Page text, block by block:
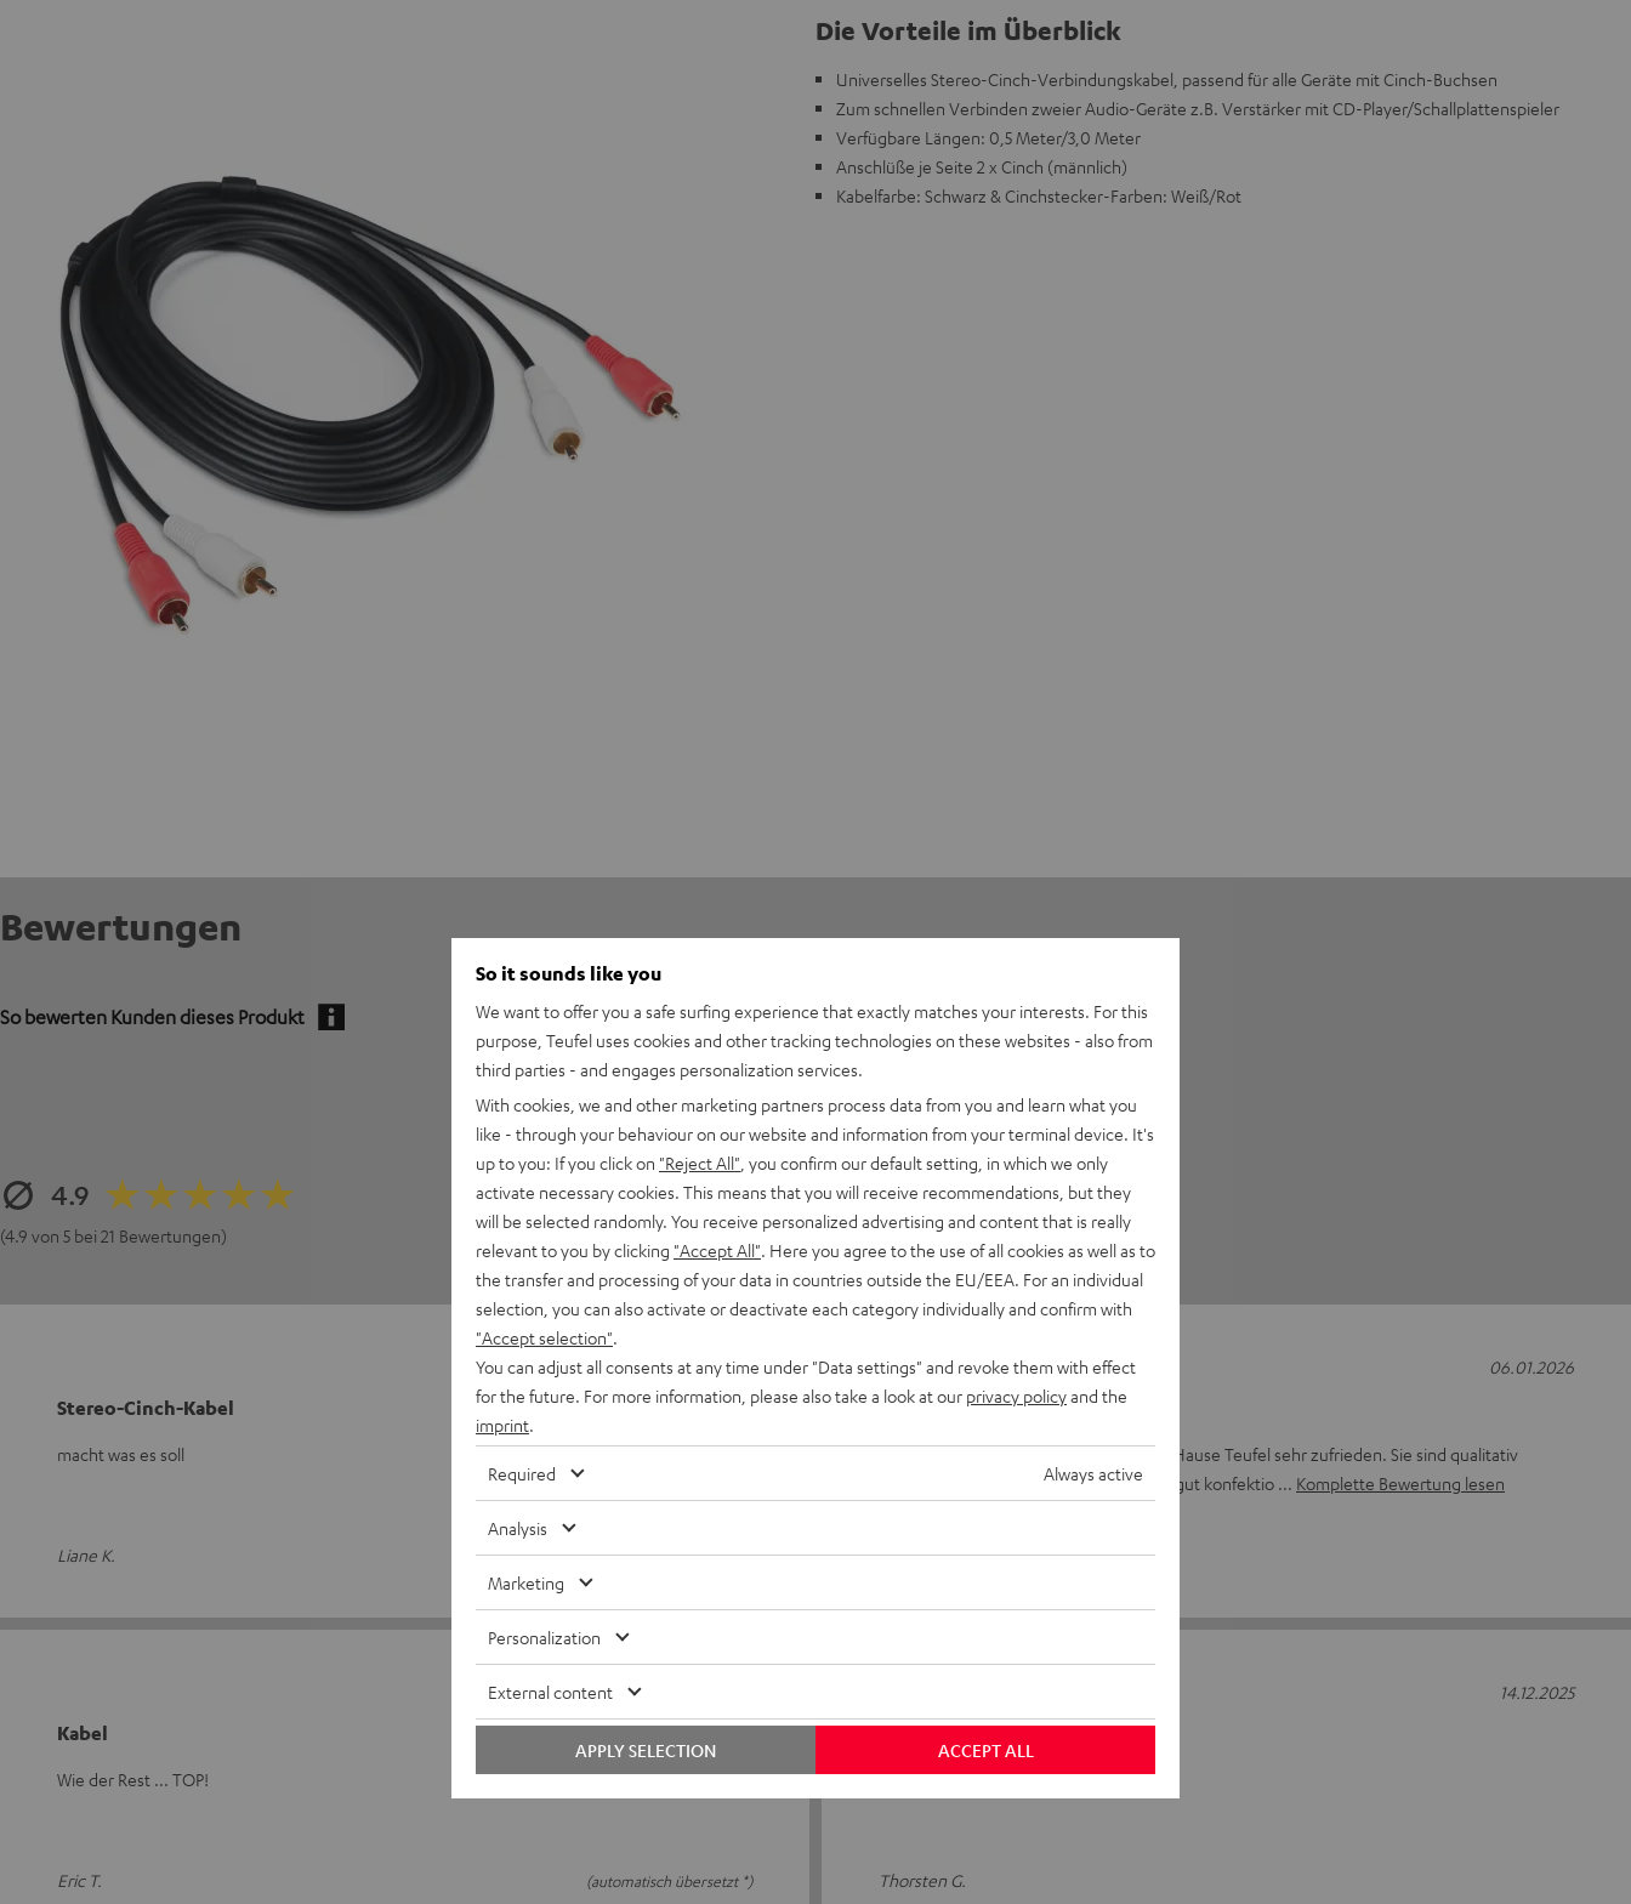
Die Vorteile im Überblick
Universelles Stereo-Cinch-Verbindungskabel, passend für alle Geräte mit Cinch-Buchsen
Zum schnellen Verbinden zweier Audio-Geräte z.B. Verstärker mit CD-Player/Schallplattenspieler
Verfügbare Längen: 0,5 Meter/3,0 Meter
Anschlüße je Seite 2 x Cinch (männlich)
Kabelfarbe: Schwarz & Cinchstecker-Farben: Weiß/Rot
Bewertungen
So bewerten Kunden dieses Produkt
4.9
(4.9 von 5 bei 21 Bewertungen)
5
20
4
0
2
0
1
0
Stereo-Cinch-Kabel
macht was es soll
Liane K.
06.01.2026
Sehr gute Qualität
Bisher war ich mit allen Kabeln aus dem Hause Teufel sehr zufrieden. Sie sind qualitativ
hochwertig verarbeitet und kommen in gut konfektio
Komplette Bewertung lesen
Ingo B.
06.01.2026
Kabel
Wie der Rest ... TOP!
Eric T. (automatisch übersetzt *)
Voll zufrieden
Gutes Kabel mit ordentlicher Länge.
Thorsten G.
14.12.2025
So it sounds like you
We want to offer you a safe surfing experience that exactly matches your interests. For this
purpose, Teufel uses cookies and other tracking technologies on these websites - also from
third parties - and engages personalization services.
With cookies, we and other marketing partners process data from you and learn what you
like - through your behaviour on our website and information from your terminal device. It's
up to you: If you click on "Reject All" , you confirm our default setting, in which we only
activate necessary cookies. This means that you will receive recommendations, but they
will be selected randomly. You receive personalized advertising and content that is really
relevant to you by clicking "Accept All" . Here you agree to the use of all cookies as well as to
the transfer and processing of your data in countries outside the EU/EEA. For an individual
selection, you can also activate or deactivate each category individually and confirm with
"Accept selection"
You can adjust all consents at any time under "Data settings" and revoke them with effect
for the future. For more information, please also take a look at our privacy policyand the
imprint
Required Always active
Analysis
Marketing
Personalization
External content
ACCEPT ALL
APPLY SELECTION